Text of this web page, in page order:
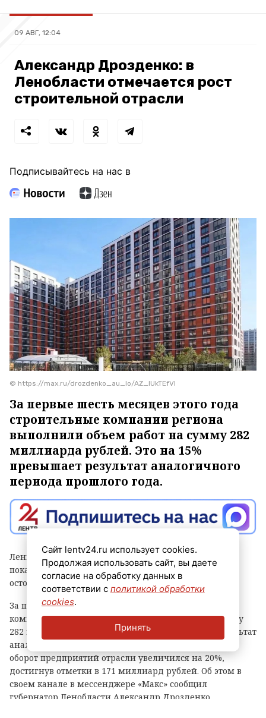
09 АВГ, 12:04
Александр Дрозденко: в
Ленобласти отмечается рост
строительной отрасли
Подписывайтесь на нас в
© https://max.ru/drozdenko_au_lo/AZ_lUkTEfVI
За первые шесть месяцев этого года
строительные компании региона
выполнили объем работ на сумму 282
миллиарда рублей. Это на 15%
превышает результат аналогичного
периода прошлого года.
Ленинградская область встречает День строителя с
показателями, которые говорит сам за себя: вопреки
осторожным прогнозам, отрасль растет год к году.
За первые шесть месяцев этого года строительные
компании региона выполнили объем работ на сумму
282 миллиарда рублей. Это на 15% превышает результат
аналогичного периода прошлого года. Финансовый
оборот предприятий отрасли увеличился на 20%,
достигнув отметки в 171 миллиард рублей. Об этом в
своем канале в мессенджере «Макс» сообщил
губернатор Ленобласти Александр Дрозденко.
Сайт lentv24.ru использует cookies.
Продолжая использовать сайт, вы даете
согласие на обработку данных в
соответствии с политикой обработки
cookies.
Принять